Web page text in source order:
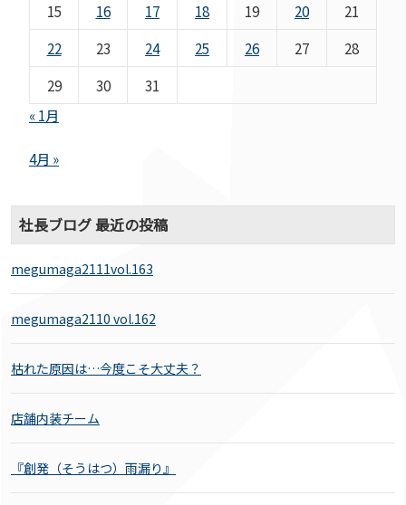
15
16 17 18 19 20
21
22
23 24 25 26 27
28
29
30
31
« 1月
4月 »
社長ブログ 最近の投稿
megumaga2111vol.163
megumaga2110 vol.162
枯れた原因は…今度こそ大丈夫？
店舗内装チーム
『創発（そうはつ）雨漏り』